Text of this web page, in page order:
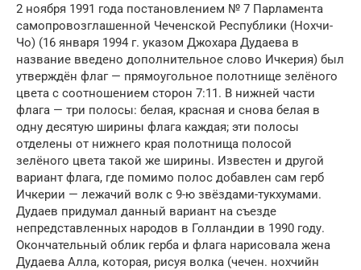
2 ноября 1991 года постановлением № 7 Парламента
самопровозглашенной Чеченской Республики (Нохчи-
Чо) (16 января 1994 г. указом Джохара Дудаева в
название введено дополнительное слово Ичкерия) был
утверждён флаг — прямоугольное полотнище зелёного
цвета с соотношением сторон 7:11. В нижней части
флага — три полосы: белая, красная и снова белая в
одну десятую ширины флага каждая; эти полосы
отделены от нижнего края полотнища полосой
зелёного цвета такой же ширины. Известен и другой
вариант флага, где помимо полос добавлен сам герб
Ичкерии — лежачий волк с 9-ю звёздами-тукхумами.
Дудаев придумал данный вариант на съезде
непредставленных народов в Голландии в 1990 году.
Окончательный облик герба и флага нарисовала жена
Дудаева Алла, которая, рисуя волка (чечен. нохчийн